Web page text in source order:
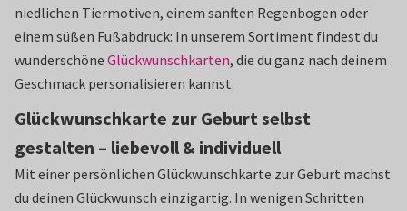
niedlichen Tiermotiven, einem sanften Regenbogen oder
einem süßen Fußabdruck: In unserem Sortiment findest du
wunderschöne Glückwunschkarten, die du ganz nach deinem
Geschmack personalisieren kannst.
Glückwunschkarte zur Geburt selbst
gestalten – liebevoll & individuell
Mit einer persönlichen Glückwunschkarte zur Geburt machst
du deinen Glückwunsch einzigartig. In wenigen Schritten